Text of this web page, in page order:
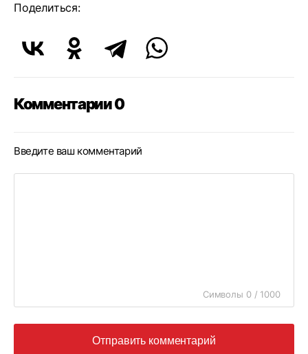
Поделиться:
Комментарии 0
Введите ваш комментарий
Символы 0 / 1000
Отправить комментарий